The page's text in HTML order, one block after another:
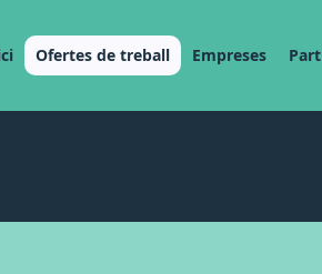
Ofertes de treball Empreses